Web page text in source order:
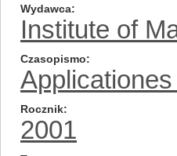
Wydawca
Institute of
Czasopismo
Rocznik
2001